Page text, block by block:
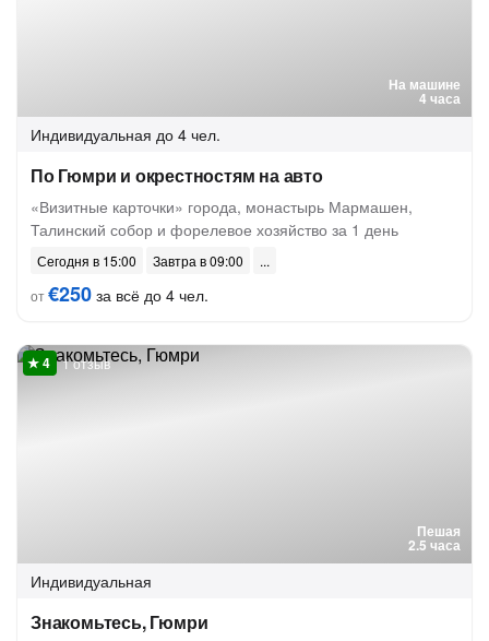
На машине
4 часа
Индивидуальная до 4 чел.
По Гюмри и окрестностям на авто
«Визитные карточки» города, монастырь Мармашен,
Талинский собор и форелевое хозяйство за 1 день
Сегодня в 15:00
Завтра в 09:00
от€250 за всё до 4 чел.
Пешая
2.5 часа
1 отзыв
Индивидуальная
Знакомьтесь, Гюмри